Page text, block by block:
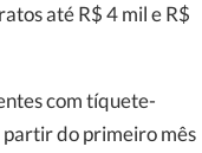
até R$ 4 mil e R$
com tíquete-
partir do primeiro mês